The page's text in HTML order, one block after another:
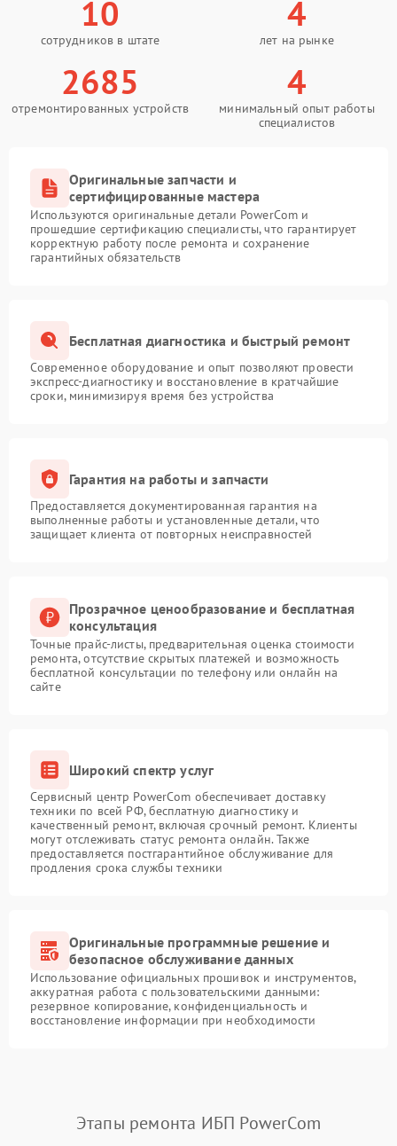
10
сотрудников в штате
4
лет на рынке
2685
отремонтированных устройств
4
минимальный опыт работы
специалистов
Оригинальные запчасти и
сертифицированные мастера
Используются оригинальные детали PowerCom и
прошедшие сертификацию специалисты, что гарантирует
корректную работу после ремонта и сохранение
гарантийных обязательств
Бесплатная диагностика и быстрый ремонт
Современное оборудование и опыт позволяют провести
экспресс-диагностику и восстановление в кратчайшие
сроки, минимизируя время без устройства
Гарантия на работы и запчасти
Предоставляется документированная гарантия на
выполненные работы и установленные детали, что
защищает клиента от повторных неисправностей
Прозрачное ценообразование и бесплатная
консультация
Точные прайс-листы, предварительная оценка стоимости
ремонта, отсутствие скрытых платежей и возможность
бесплатной консультации по телефону или онлайн на
сайте
Широкий спектр услуг
Сервисный центр PowerCom обеспечивает доставку
техники по всей РФ, бесплатную диагностику и
качественный ремонт, включая срочный ремонт. Клиенты
могут отслеживать статус ремонта онлайн. Также
предоставляется постгарантийное обслуживание для
продления срока службы техники
Оригинальные программные решение и
безопасное обслуживание данных
Использование официальных прошивок и инструментов,
аккуратная работа с пользовательскими данными:
резервное копирование, конфиденциальность и
восстановление информации при необходимости
Этапы ремонта ИБП PowerCom